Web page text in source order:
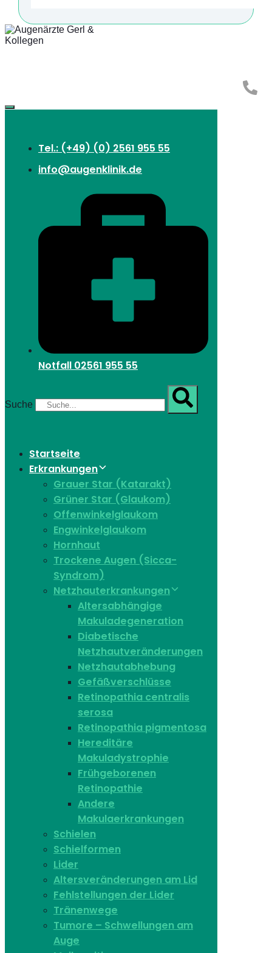
Tel.: (+49) (0) 2561 955 55
info@augenklinik.de
Notfall 02561 955 55
Suche
Startseite
Erkrankungen
Grauer Star (Katarakt)
Grüner Star (Glaukom)
Offenwinkelglaukom
Engwinkelglaukom
Hornhaut
Trockene Augen (Sicca-
Syndrom)
Netzhauterkrankungen
Altersabhängige
Makuladegeneration
Diabetische
Netzhautveränderungen
Netzhautabhebung
Gefäßverschlüsse
Retinopathia centralis
serosa
Retinopathia pigmentosa
Hereditäre
Makuladystrophie
Frühgeborenen
Retinopathie
Andere
Makulaerkrankungen
Schielen
Schielformen
Lider
Altersveränderungen am Lid
Fehlstellungen der Lider
Tränenwege
Tumore – Schwellungen am
Auge